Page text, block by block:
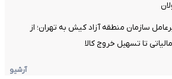
سازمان منطقه آزاد کیش به تهران؛ از
تا تسهیل خروج کالا
آرشیو